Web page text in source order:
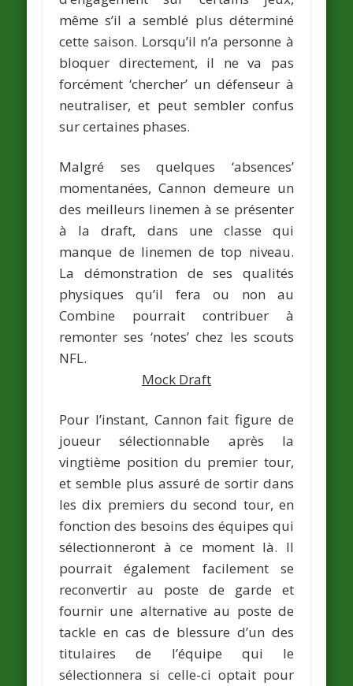
même s’il a semblé plus déterminé
cette saison. Lorsqu’il n’a personne à
bloquer directement, il ne va pas
forcément ‘chercher’ un défenseur à
neutraliser, et peut sembler confus
sur certaines phases.
Malgré ses quelques ‘absences’
momentanées, Cannon demeure un
des meilleurs linemen à se présenter
à la draft, dans une classe qui
manque de linemen de top niveau.
La démonstration de ses qualités
physiques qu’il fera ou non au
Combine pourrait contribuer à
remonter ses ‘notes’ chez les scouts
NFL.
Mock Draft
Pour l’instant, Cannon fait figure de
joueur sélectionnable après la
vingtième position du premier tour,
et semble plus assuré de sortir dans
les dix premiers du second tour, en
fonction des besoins des équipes qui
sélectionneront à ce moment là. Il
pourrait également facilement se
reconvertir au poste de garde et
fournir une alternative au poste de
tackle en cas de blessure d’un des
titulaires de l’équipe qui le
sélectionnera si celle-ci optait pour